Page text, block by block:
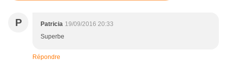
P Patricia 19/09/2016 20:33
Superbe
Répondre